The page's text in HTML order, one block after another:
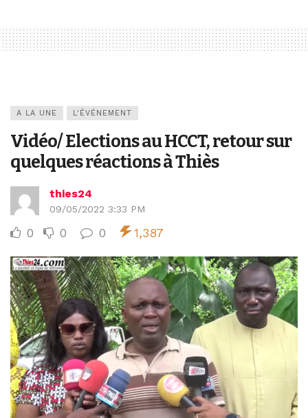
A LA UNE L'ÉVÉNEMENT
Vidéo/ Elections au HCCT, retour sur
quelques réactions à Thiès
thies24
09/05/2022 3:33 PM
0 0 0 1,387